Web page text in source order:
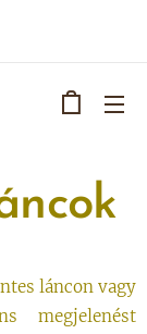
láncon vagy
megjelenést